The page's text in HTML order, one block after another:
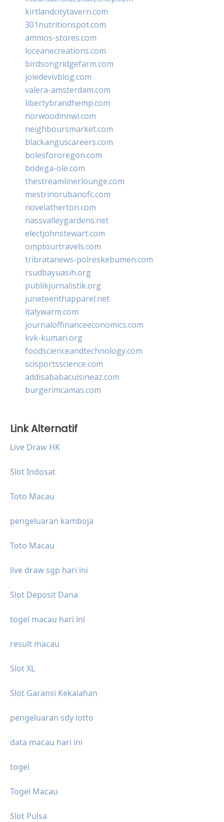
kirtlandcitytavern.com
301nutritionspot.com
ammos-stores.com
loceanecreations.com
birdsongridgefarm.com
joiedevivblog.com
valera-amsterdam.com
libertybrandhemp.com
norwoodinnwi.com
neighboursmarket.com
blackanguscareers.com
bolesfororegon.com
bodega-ole.com
thestreamlinerlounge.com
mestrinorubanofc.com
novelatherton.com
nassvalleygardens.net
electjohnstewart.com
omptourtravels.com
tribratanews-polreskebumen.com
rsudbayuasih.org
publikjurnalistik.org
juneteenthapparel.net
italywarm.com
journaloffinanceeconomics.com
kvk-kumari.org
foodscienceandtechnology.com
scisportsscience.com
addisababacuisineaz.com
burgerimcamas.com
Link Alternatif
Live Draw HK
Slot Indosat
Toto Macau
pengeluaran kamboja
Toto Macau
live draw sgp hari ini
Slot Deposit Dana
togel macau hari ini
result macau
Slot XL
Slot Garansi Kekalahan
pengeluaran sdy lotto
data macau hari ini
togel
Togel Macau
Slot Pulsa